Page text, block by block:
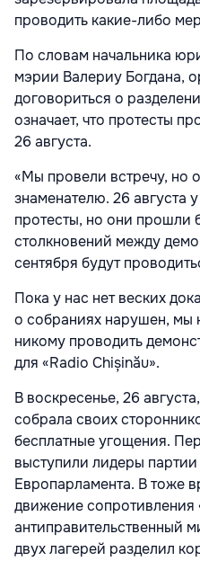
проводить какие-либо
По словам начальника
мэрии Валериу Богдана,
договориться о
означает, что протесты
26 августа.
«Мы провели встречу, но
знаменателю. 26 августа
протесты, но они прошли
столкновений между
сентября будут
Пока у нас нет веских
о собраниях нарушен, мы
никому проводить
для «Radio Chișinău».
В воскресенье, 26
собрала своих
бесплатные угощения.
выступили лидеры партии
Европарламента. В тоже
движение сопротивления
антиправительственный
двух лагерей разделил